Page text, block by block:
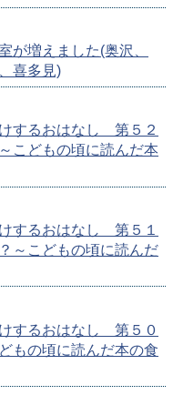
が増えました(奥沢、
喜多見)
するおはなし 第５２
こどもの頃に読んだ本
するおはなし 第５１
～こどもの頃に読んだ
けするおはなし 第５０
もの頃に読んだ本の食